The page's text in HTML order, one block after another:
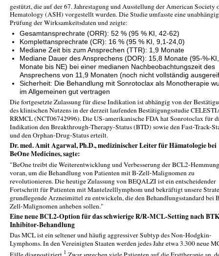
gestützt, die auf der 67. Jahrestagung und Ausstellung der American Society
Hematology (ASH) vorgestellt wurden. Die Studie umfasste eine
Prüfung der Wirksamkeitsdaten und zeigte:
Gesamtansprechrate (ORR): 52 % (95 % KI, 42-62)
Komplettansprechrate (CR): 16 % (95 % KI, 9,1-24,0)
Mediane Zeit bis zum Ansprechen (TTR): 1,9 Monate
Mediane Dauer des Ansprechens (DOR): 15,8 Monate (95-%-
Monate bis NE) bei einer medianen Nachbeobachtungszeit des
Ansprechens von 11,9 Monaten (noch nicht vollständig
Sicherheit: Die Behandlung mit Sonrotoclax als Monotherapie
im Allgemeinen gut vertragen
Die fortgesetzte Zulassung für diese Indikation ist abhängig von der
des klinischen Nutzens in der derzeit laufenden Bestätigungsstudie
RRMCL (NCT06742996). Die US-amerikanische FDA hat Sonrotoclax für
Indikation den Breakthrough-Therapy-Status (BTD) sowie den Fast-Track-
und den Orphan-Drug-Status erteilt.
Dr. med. Amit Agarwal, Ph.D., medizinischer Leiter für Hämatologie bei
BeOne Medicines, sagte:
"BeOne treibt die Weiterentwicklung und Verbesserung der BCL2-Hemmung
voran, um die Behandlung von Patienten mit B-Zell-Malignomen zu
revolutionieren. Die heutige Zulassung von BEQALZI ist ein entscheidender
Fortschritt für Patienten mit Mantelzelllymphom und bekräftigt unsere
grundlegende Arzneimittel zu entwickeln, die den Behandlungsstandard bei
Zell-Malignomen anheben sollen."
Eine neue BCL2-Option für das schwierige R/R-MCL-Setting nach
Inhibitor-Behandlung
Das MCL ist ein seltener und häufig aggressiver Subtyp des Non-Hodgkin-
Lymphoms. In den Vereinigten Staaten werden jedes Jahr etwa 3.300 neue
1